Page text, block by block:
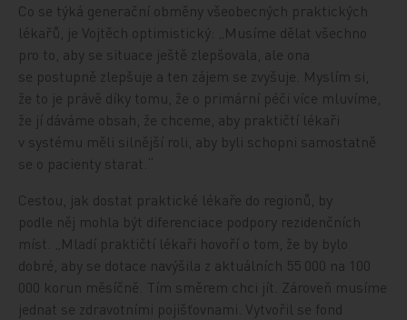
Co se týká generační obměny všeobecných praktických
lékařů, je Vojtěch optimistický: „Musíme dělat všechno
pro to, aby se situace ještě zlepšovala, ale ona
se postupně zlepšuje a ten zájem se zvyšuje. Myslím si,
že to je právě díky tomu, že o primární péči více mluvíme,
že jí dáváme obsah, že chceme, aby praktičtí lékaři
v systému měli silnější roli, aby byli schopni samostatně
se o pacienty starat.“
Cestou, jak dostat praktické lékaře do regionů, by
podle něj mohla být diferenciace podpory rezidenčních
míst. „Mladí praktičtí lékaři hovoří o tom, že by bylo
dobré, aby se dotace navýšila z aktuálních 55 000 na 100
000 korun měsíčně. Tím směrem chci jít. Zároveň musíme
jednat se zdravotními pojišťovnami. Vytvořil se fond